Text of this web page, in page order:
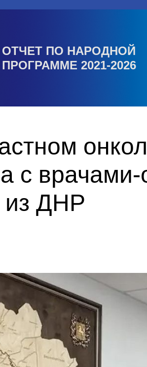
ОТЧЕТ ПО НАРОДНОЙ
ПРОГРАММЕ 2021-2026
с врачами-
из ДНР